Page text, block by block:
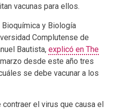
vacunas para ellos.
Bioquímica y Biología
Complutense de
Bautista, explicó en The
desde este año tres
se debe vacunar a los
el virus que causa el